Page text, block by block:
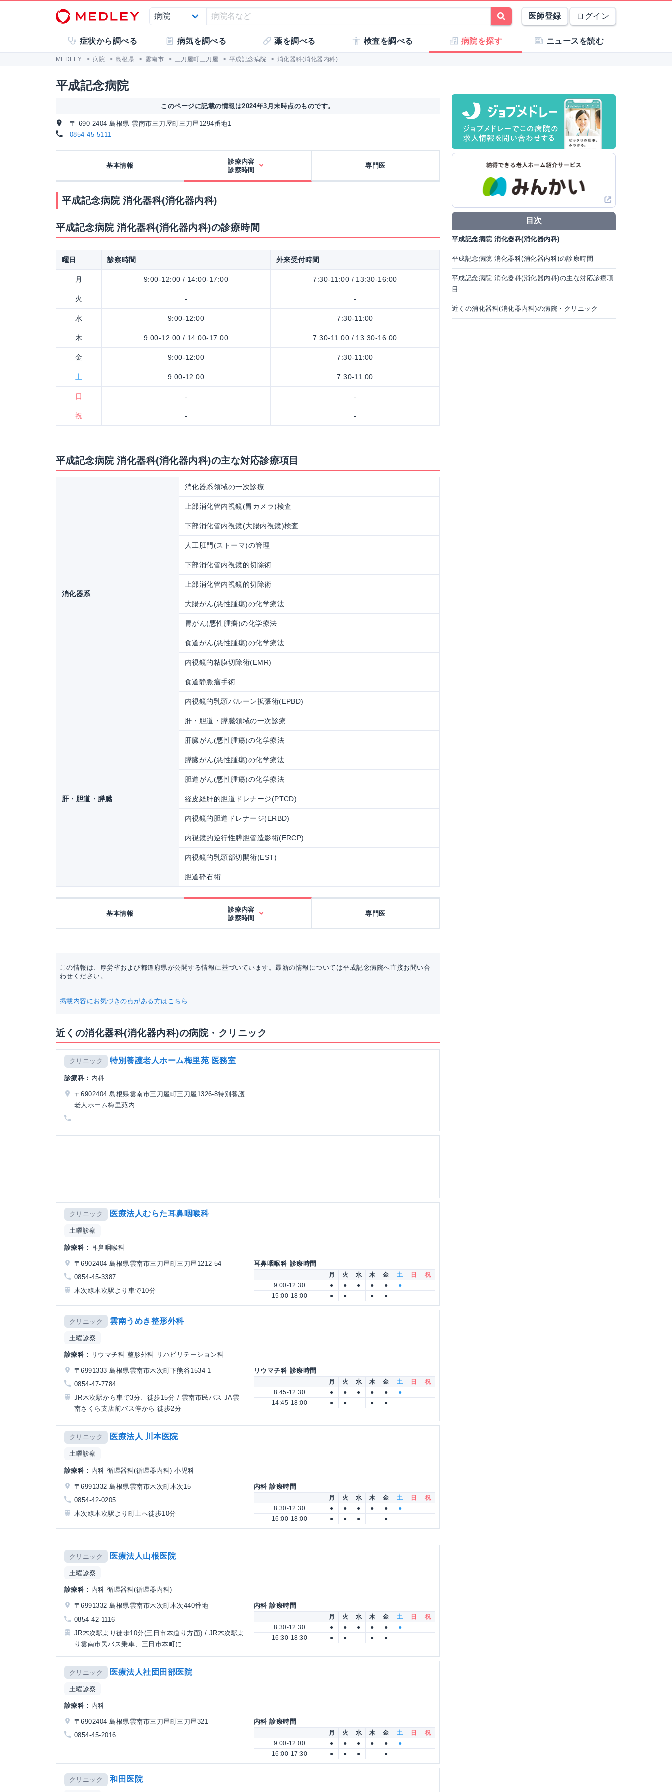
医師登録 ログイン
症状から調べる 病気を調べる 薬を調べる 検査を調べる 病院を探す ニュースを読む
MEDLEY > 病院 > 島根県 > 雲南市 > 三刀屋町三刀屋 > 平成記念病院 > 消化器科(消化器内科)
平成記念病院
このページに記載の情報は2024年3月末時点のものです。
〒 690-2404 島根県 雲南市三刀屋町三刀屋1294番地1
0854-45-5111
基本情報
診療内容
診察時間
専門医
平成記念病院 消化器科(消化器内科)
平成記念病院 消化器科(消化器内科)の診療時間
曜日 診察時間 外来受付時間
月 9:00-12:00 / 14:00-17:00 7:30-11:00 / 13:30-16:00
火 - -
水 9:00-12:00 7:30-11:00
木 9:00-12:00 / 14:00-17:00 7:30-11:00 / 13:30-16:00
金 9:00-12:00 7:30-11:00
土 9:00-12:00 7:30-11:00
日 - -
祝 - -
平成記念病院 消化器科(消化器内科)の主な対応診療項目
消化器系
消化器系領域の一次診療
上部消化管内視鏡(胃カメラ)検査
下部消化管内視鏡(大腸内視鏡)検査
人工肛門(ストーマ)の管理
下部消化管内視鏡的切除術
上部消化管内視鏡的切除術
大腸がん(悪性腫瘍)の化学療法
胃がん(悪性腫瘍)の化学療法
食道がん(悪性腫瘍)の化学療法
内視鏡的粘膜切除術(EMR)
食道静脈瘤手術
内視鏡的乳頭バルーン拡張術(EPBD)
肝・胆道・膵臓
肝・胆道・膵臓領域の一次診療
肝臓がん(悪性腫瘍)の化学療法
膵臓がん(悪性腫瘍)の化学療法
胆道がん(悪性腫瘍)の化学療法
経皮経肝的胆道ドレナージ(PTCD)
内視鏡的胆道ドレナージ(ERBD)
内視鏡的逆行性膵胆管造影術(ERCP)
内視鏡的乳頭部切開術(EST)
胆道砕石術
基本情報
診療内容
診察時間
専門医
この情報は、厚労省および都道府県が公開する情報に基づいています。最新の情報については平成記念病院へ直接お問い合
わせください。
掲載内容にお気づきの点がある方はこちら
近くの消化器科(消化器内科)の病院・クリニック
クリニック 特別養護老人ホーム梅里苑 医務室
診療科： 内科
〒6902404 島根県雲南市三刀屋町三刀屋1326-8特別養護
老人ホーム梅里苑内
クリニック 医療法人むらた耳鼻咽喉科
土曜診察
診療科： 耳鼻咽喉科
〒6902404 島根県雲南市三刀屋町三刀屋1212-54
0854-45-3387
木次線木次駅より車で10分
耳鼻咽喉科 診療時間
月 火 水 木 金 土 日
祝
9:00-12:30
● ● ● ● ●
●
15:00-18:00
● ● ● ●
クリニック 雲南うめき整形外科
土曜診察
診療科： リウマチ科 整形外科 リハビリテーション科
〒6991333 島根県雲南市木次町下熊谷1534-1
0854-47-7784
JR木次駅から車で3分、徒歩15分 / 雲南市民バス JA雲
南さくら支店前バス停から 徒歩2分
リウマチ科 診療時間
月 火 水 木 金 土 日
祝
8:45-12:30
● ● ● ● ●
●
14:45-18:00
● ● ● ●
クリニック 医療法人 川本医院
土曜診察
診療科： 内科 循環器科(循環器内科) 小児科
〒6991332 島根県雲南市木次町木次15
0854-42-0205
木次線木次駅より町上へ徒歩10分
内科 診療時間
月 火 水 木 金 土 日
祝
8:30-12:30
● ● ● ● ●
●
16:00-18:00
● ● ● ●
クリニック 医療法人山根医院
土曜診察
診療科： 内科 循環器科(循環器内科)
〒6991332 島根県雲南市木次町木次440番地
0854-42-1116
JR木次駅より徒歩10分(三日市本道り方面) / JR木次駅よ
り雲南市民バス乗車、三日市本町に...
内科 診療時間
月 火 水 木 金 土 日
祝
8:30-12:30
● ● ● ● ●
●
16:30-18:30
● ● ● ●
クリニック 医療法人社団田部医院
土曜診察
診療科： 内科
〒6902404 島根県雲南市三刀屋町三刀屋321
0854-45-2016
内科 診療時間
月 火 水 木 金 土 日
祝
9:00-12:00
● ● ● ● ●
●
16:00-17:30
● ● ● ●
クリニック 和田医院
目次
平成記念病院 消化器科(消化器内科)
平成記念病院 消化器科(消化器内科)の診療時間
平成記念病院 消化器科(消化器内科)の主な対応診療項
目
近くの消化器科(消化器内科)の病院・クリニック